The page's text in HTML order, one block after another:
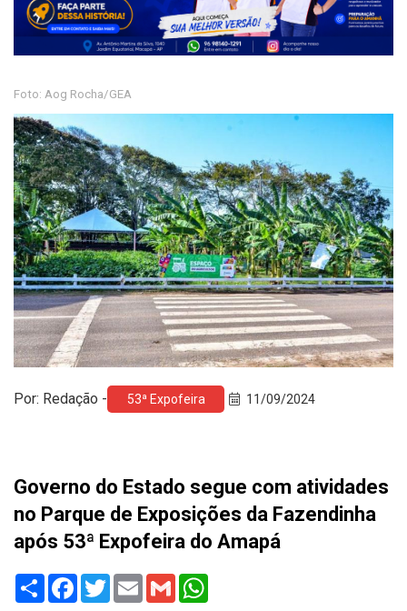
Foto: Aog Rocha/GEA
Por: Redação - 53ª Expofeira 11/09/2024
Governo do Estado segue com atividades
no Parque de Exposições da Fazendinha
após 53ª Expofeira do Amapá
Share Facebook
TwitterEmail Gmail